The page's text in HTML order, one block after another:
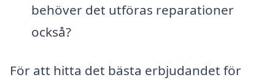
behöver det utföras reparationer
också?
För att hitta det bästa erbjudandet för